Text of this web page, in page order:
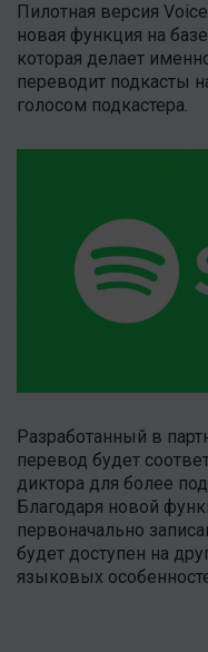
Пилотная версия
новая функция на
которая делает
переводит подкасты
голосом подкастера.
Разработанный в
перевод будет
диктора для более
Благодаря новой
первоначально
будет доступен на
языковых